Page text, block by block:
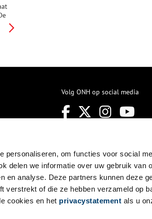
personaliseren, om functies voor social
delen we informatie over uw gebruik van
en analyse. Deze partners kunnen deze
verstrekt of die ze hebben verzameld op
cookies en het privacystatement als u
Volg ONH op social media